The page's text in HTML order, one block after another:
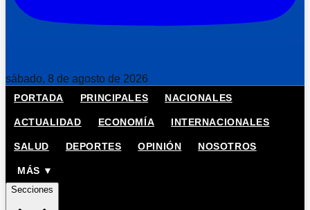
sábado, 8 de agosto de 2026
PORTADA PRINCIPALES NACIONALES
ACTUALIDAD ECONOMÍA INTERNACIONALES
SALUD DEPORTES OPINIÓN NOSOTROS
MÁS ▼
Secciones